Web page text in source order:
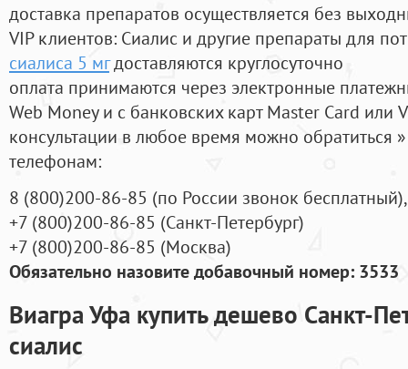
доставка препаратов осуществляется без
VIP клиентов: Сиалис и другие препараты для
сиалиса 5 мгдоставляются круглосуточно
оплата принимаются через электронные
Web Money и с банковских карт Master Card или
консультации в любое время можно обратиться
телефонам:
8 (800)200-86-85 (по России звонок бесплатный),
+7 (800)200-86-85 (Санкт-Петербург)
+7 (800)200-86-85 (Москва)
Обязательно назовите добавочный номер: 3533
Виагра Уфа купить дешево Cанкт-
сиалис